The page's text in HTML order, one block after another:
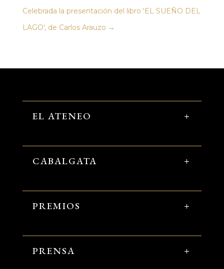
Celebrada la presentación del libro 'EL SUEÑO DEL
LAGO', de Carlos Arauzo →
EL ATENEO
CABALGATA
PREMIOS
PRENSA